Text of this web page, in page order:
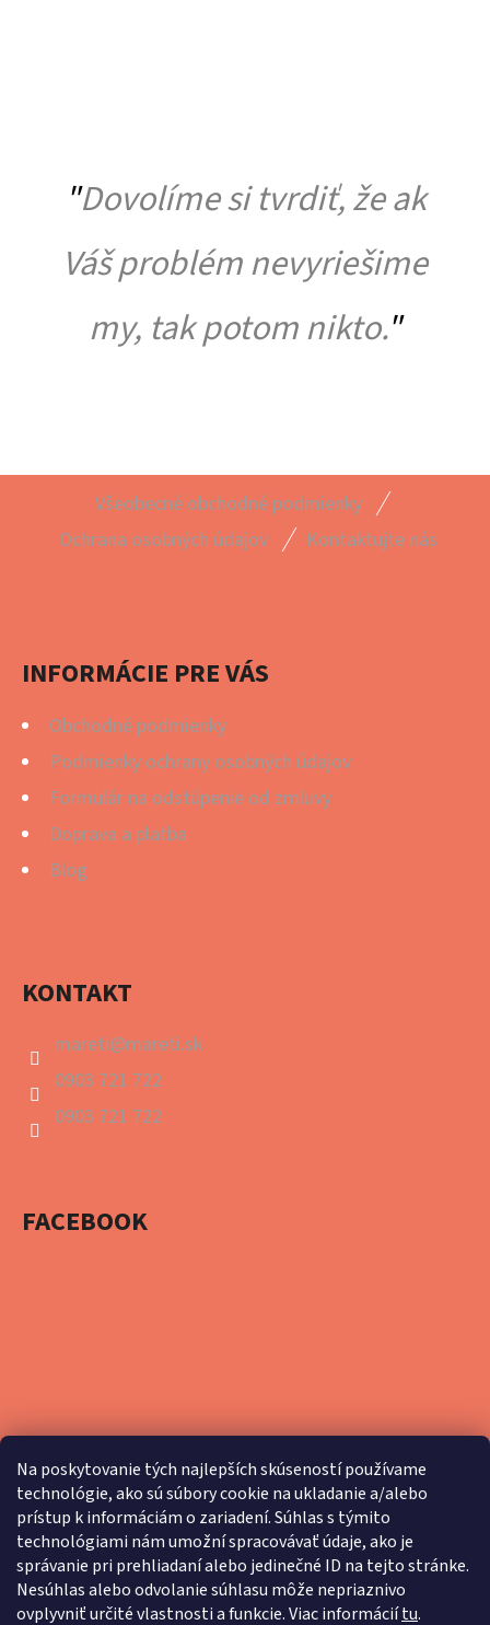
Na poskytovanie tých najlepších skúseností používame
technológie, ako sú súbory cookie na ukladanie a/alebo
prístup k informáciám o zariadení. Súhlas s týmito
technológiami nám umožní spracovávať údaje, ako je
správanie pri prehliadaní alebo jedinečné ID na tejto stránke.
Nesúhlas alebo odvolanie súhlasu môže nepriaznivo
ovplyvniť určité vlastnosti a funkcie. Viac informáciítu.
"Dovolíme si tvrdiť, že ak
Váš problém nevyriešime
my, tak potom nikto."
Všeobecné obchodné podmienky
Ochrana osobných údajov
Kontaktujte nás
INFORMÁCIE PRE VÁS
Obchodné podmienky
Podmienky ochrany osobných údajov
Formulár na odstúpenie od zmluvy
Doprava a platba
Blog
KONTAKT
mareti@mareti.sk
0903 721 722
0903 721 722
FACEBOOK